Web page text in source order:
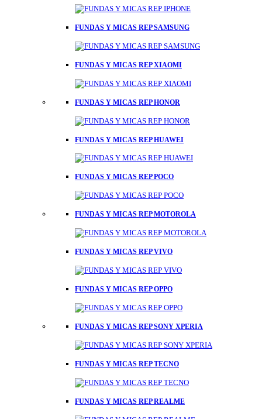
FUNDAS Y MICAS REP SAMSUNG
FUNDAS Y MICAS REP XIAOMI
FUNDAS Y MICAS REP HONOR
FUNDAS Y MICAS REP HUAWEI
FUNDAS Y MICAS REP POCO
FUNDAS Y MICAS REP MOTOROLA
FUNDAS Y MICAS REP VIVO
FUNDAS Y MICAS REP OPPO
FUNDAS Y MICAS REP SONY XPERIA
FUNDAS Y MICAS REP TECNO
FUNDAS Y MICAS REP REALME